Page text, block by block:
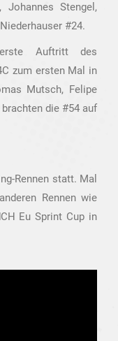
Stengel,
#24.
Auftritt des
zum ersten Mal in
Mutsch, Felipe
die #54 auf
Rennen statt. Mal
Rennen wie
Eu Sprint Cup in